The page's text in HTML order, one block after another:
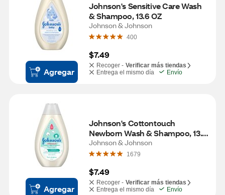
Agregar
Johnson's Sensitive Care Wash
& Shampoo, 13.6 OZ
Johnson & Johnson
400
$7.49
Recoger - Verificar más tiendas
Entrega el mismo día
Envío
Agregar
Johnson's Cottontouch
Newborn Wash & Shampoo, 13.6
FL OZ
Johnson & Johnson
1679
$7.49
Recoger - Verificar más tiendas
Entrega el mismo día
Envío